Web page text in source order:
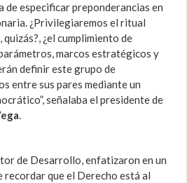
de especificar preponderancias en
¿Privilegiaremos el ritual
¿el cumplimiento de
marcos estratégicos y
definir este grupo de
entre sus pares mediante un
señalaba el presidente de
.
de Desarrollo, enfatizaron en un
recordar que el Derecho está al